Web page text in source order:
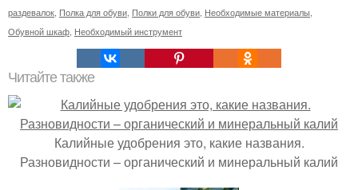
раздевалок Полка для обуви Полки для обуви Необходимые материалы
Обувной шкаф Необходимый инструмент
Читайте также
Калийные удобрения это, какие названия.
Разновидности – органический и минеральный калий